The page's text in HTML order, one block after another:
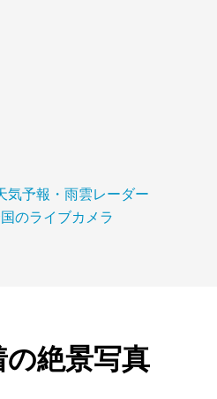
気予報・雨雲レーダー
のライブカメラ
の絶景写真